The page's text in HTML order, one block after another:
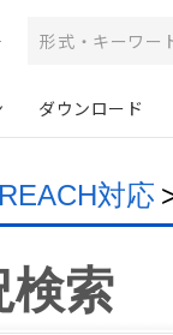
ダウンロード
対応
検索